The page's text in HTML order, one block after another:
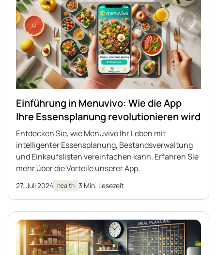
Einführung in Menuvivo: Wie die App
Ihre Essensplanung revolutionieren wird
Entdecken Sie, wie Menuvivo Ihr Leben mit
intelligenter Essensplanung, Bestandsverwaltung
und Einkaufslisten vereinfachen kann. Erfahren Sie
mehr über die Vorteile unserer App.
27. Juli 2024 health 3 Min. Lesezeit